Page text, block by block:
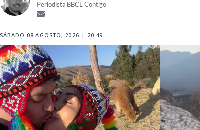
Periodista BBCL Contigo
SÁBADO 08 AGOSTO, 2026 | 20:49